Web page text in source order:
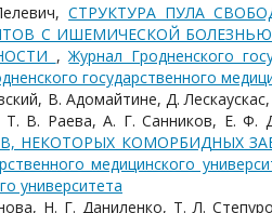
СТРУКТУРА ПУЛА
С ИШЕМИЧЕСКОЙ
,Журнал Гродненского
государственного
В. Адомайтине, Д.
Т. В. Раева, А. Г. Санников, Е. Ф.
НЕКОТОРЫХ КОМОРБИДНЫХ
медицинского
университета
Н. Г. Даниленко, Т. Л.